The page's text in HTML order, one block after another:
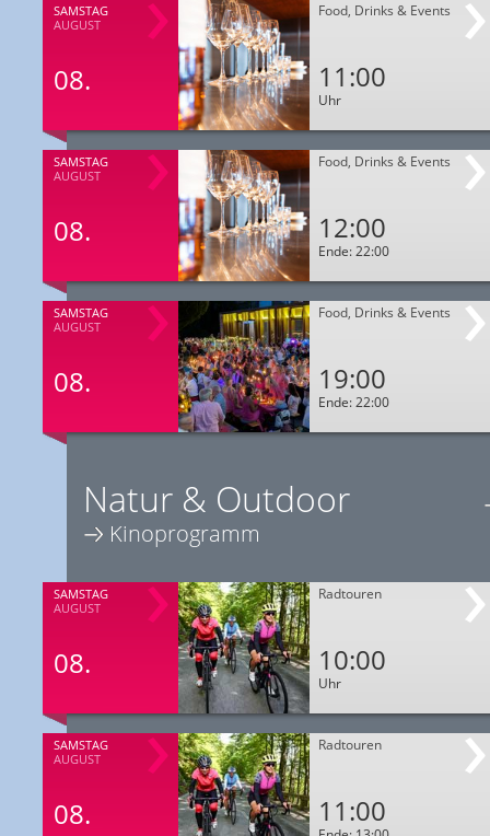
SAMSTAG
AUGUST
08.
Food, Drinks & Events
11:00
Uhr
SAMSTAG
AUGUST
08.
Food, Drinks & Events
12:00
Ende: 22:00
SAMSTAG
AUGUST
08.
Food, Drinks & Events
19:00
Ende: 22:00
Natur & Outdoor
Kinoprogramm
SAMSTAG
AUGUST
08.
Radtouren
10:00
Uhr
SAMSTAG
AUGUST
08.
Radtouren
11:00